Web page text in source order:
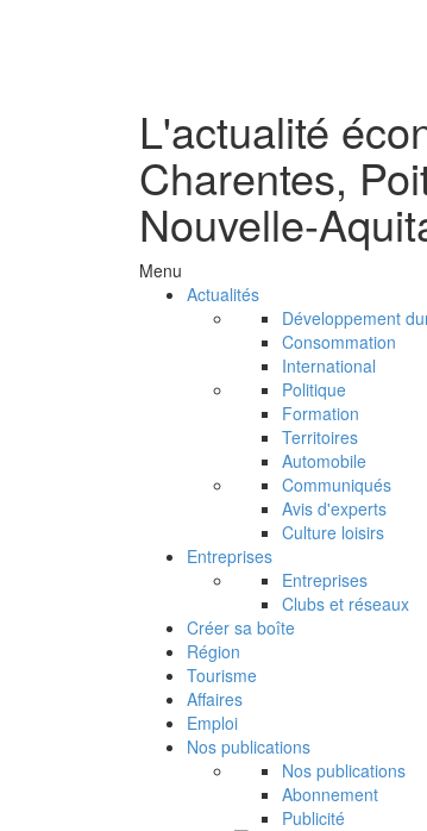
L'actualité
Charentes,
Nouvelle-
Menu
Actualités
Développement
Consommation
International
Politique
Formation
Territoires
Automobile
Communiqués
Avis d'experts
Culture loisirs
Entreprises
Entreprises
Clubs et réseaux
Créer sa boîte
Région
Tourisme
Affaires
Emploi
Nos publications
Nos publications
Abonnement
Publicité